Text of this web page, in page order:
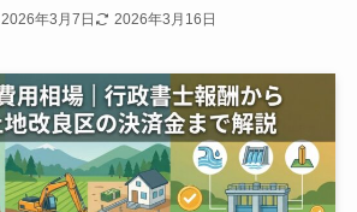
2026年3月7日 2026年3月16日